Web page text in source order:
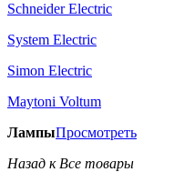
Schneider Electric
System Electric
Simon Electric
Maytoni Voltum
ЛампыПросмотреть
Назад к Все товары